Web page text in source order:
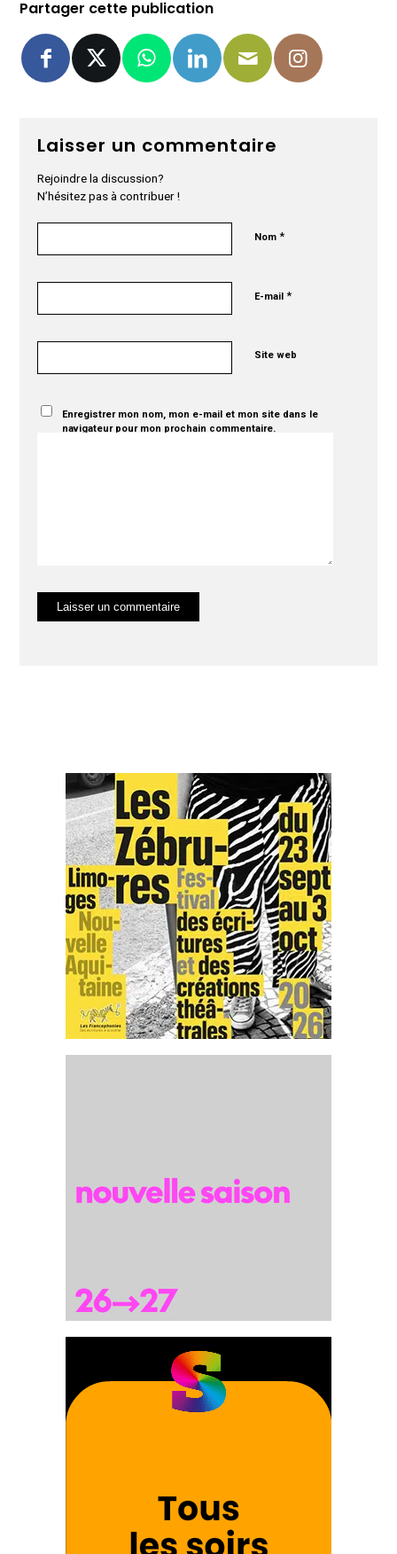
Partager cette publication
Laisser un commentaire
Rejoindre la discussion?
N’hésitez pas à contribuer !
Nom*
E-mail*
Site web
Enregistrer mon nom, mon e-mail et mon site dans le
navigateur pour mon prochain commentaire.